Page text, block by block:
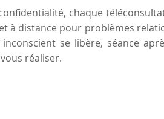
chaque
à distance pour problèmes
se libère, séance
réaliser.